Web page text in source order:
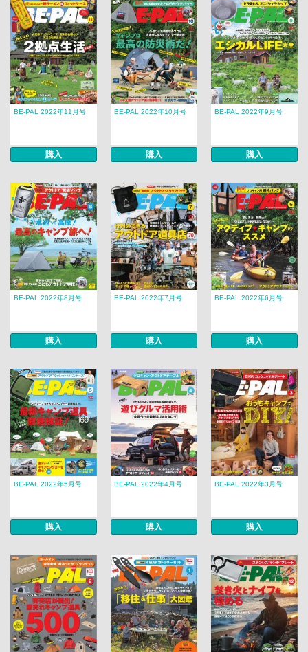
BE-PAL 2022年11月号
購入
BE-PAL 2022年10月号
購入
BE-PAL 2022年9月号
購入
BE-PAL 2022年8月号
購入
BE-PAL 2022年7月号
購入
BE-PAL 2022年6月号
購入
BE-PAL 2022年5月号
購入
BE-PAL 2022年4月号
購入
BE-PAL 2022年3月号
購入